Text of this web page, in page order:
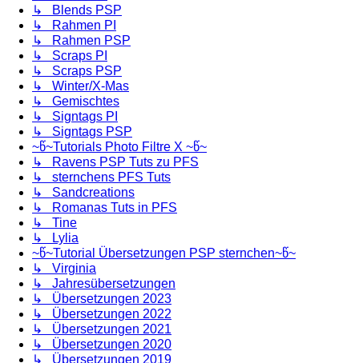
↳ Blends PSP
↳ Rahmen PI
↳ Rahmen PSP
↳ Scraps PI
↳ Scraps PSP
↳ Winter/X-Mas
↳ Gemischtes
↳ Signtags PI
↳ Signtags PSP
~წ~Tutorials Photo Filtre X ~წ~
↳ Ravens PSP Tuts zu PFS
↳ sternchens PFS Tuts
↳ Sandcreations
↳ Romanas Tuts in PFS
↳ Tine
↳ Lylia
~წ~Tutorial Übersetzungen PSP sternchen~წ~
↳ Virginia
↳ Jahresübersetzungen
↳ Übersetzungen 2023
↳ Übersetzungen 2022
↳ Übersetzungen 2021
↳ Übersetzungen 2020
↳ Übersetzungen 2019